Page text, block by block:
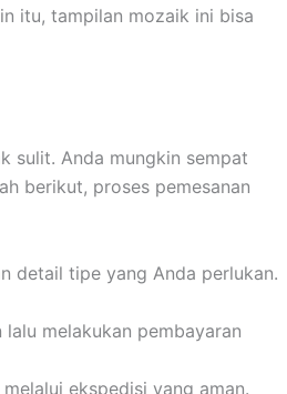
itu, tampilan mozaik ini bisa
sulit. Anda mungkin sempat
berikut, proses pemesanan
detail tipe yang Anda perlukan.
melakukan pembayaran
ekspedisi yang aman.